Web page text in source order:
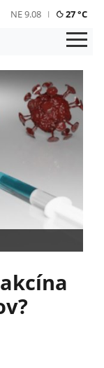
NE 9.08 27 °C